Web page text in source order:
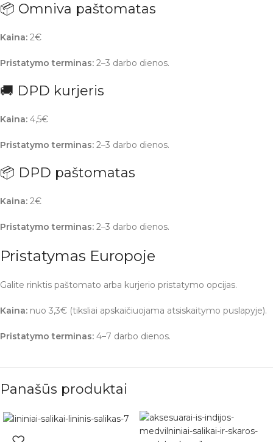
📦 Omniva paštomatas
Kaina: 2€
Pristatymo terminas: 2–3 darbo dienos.
🚚 DPD kurjeris
Kaina: 4,5€
Pristatymo terminas: 2–3 darbo dienos.
📦 DPD paštomatas
Kaina: 2€
Pristatymo terminas: 2–3 darbo dienos.
Pristatymas Europoje
Galite rinktis paštomato arba kurjerio pristatymo opcijas.
Kaina: nuo 3,3€ (tiksliai apskaičiuojama atsiskaitymo puslapyje).
Pristatymo terminas: 4–7 darbo dienos.
Panašūs produktai